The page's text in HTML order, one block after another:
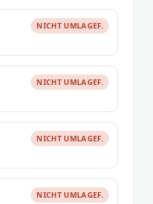
NICHT UMLAGEF.
NICHT UMLAGEF.
NICHT UMLAGEF.
NICHT UMLAGEF.